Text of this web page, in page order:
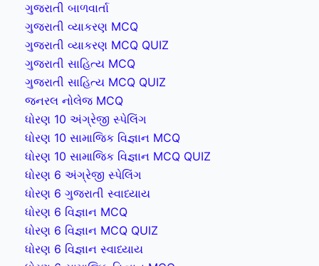
ગુજરાતી બાળવાર્તા
ગુજરાતી વ્યાકરણ MCQ
ગુજરાતી વ્યાકરણ MCQ QUIZ
ગુજરાતી સાહિત્ય MCQ
ગુજરાતી સાહિત્ય MCQ QUIZ
જનરલ નોલેજ MCQ
ધોરણ 10 અંગ્રેજી સ્પેલિંગ
ધોરણ 10 સામાજિક વિજ્ઞાન MCQ
ધોરણ 10 સામાજિક વિજ્ઞાન MCQ QUIZ
ધોરણ 6 અંગ્રેજી સ્પેલિંગ
ધોરણ 6 ગુજરાતી સ્વાધ્યાય
ધોરણ 6 વિજ્ઞાન MCQ
ધોરણ 6 વિજ્ઞાન MCQ QUIZ
ધોરણ 6 વિજ્ઞાન સ્વાધ્યાય